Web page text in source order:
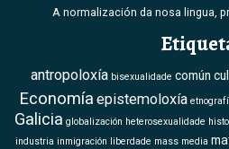
A normalización da nosa lingua,
antropoloxía bisexualidade común
Economía epistemoloxía
Galicia globalización heterosexualidade
industria inmigración liberdade mass media